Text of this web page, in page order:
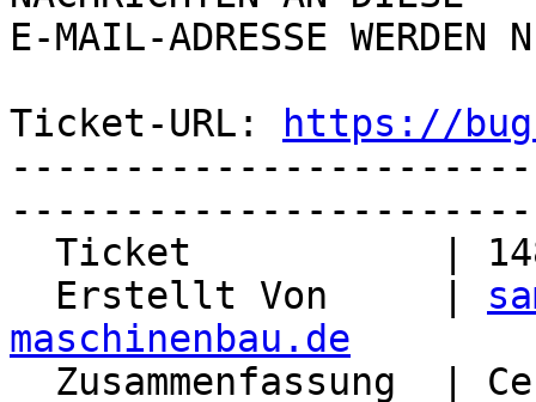
E-MAIL-ADRESSE WERDEN
Ticket-URL:
https://
  Erstellt Von     |
maschinenbau.de